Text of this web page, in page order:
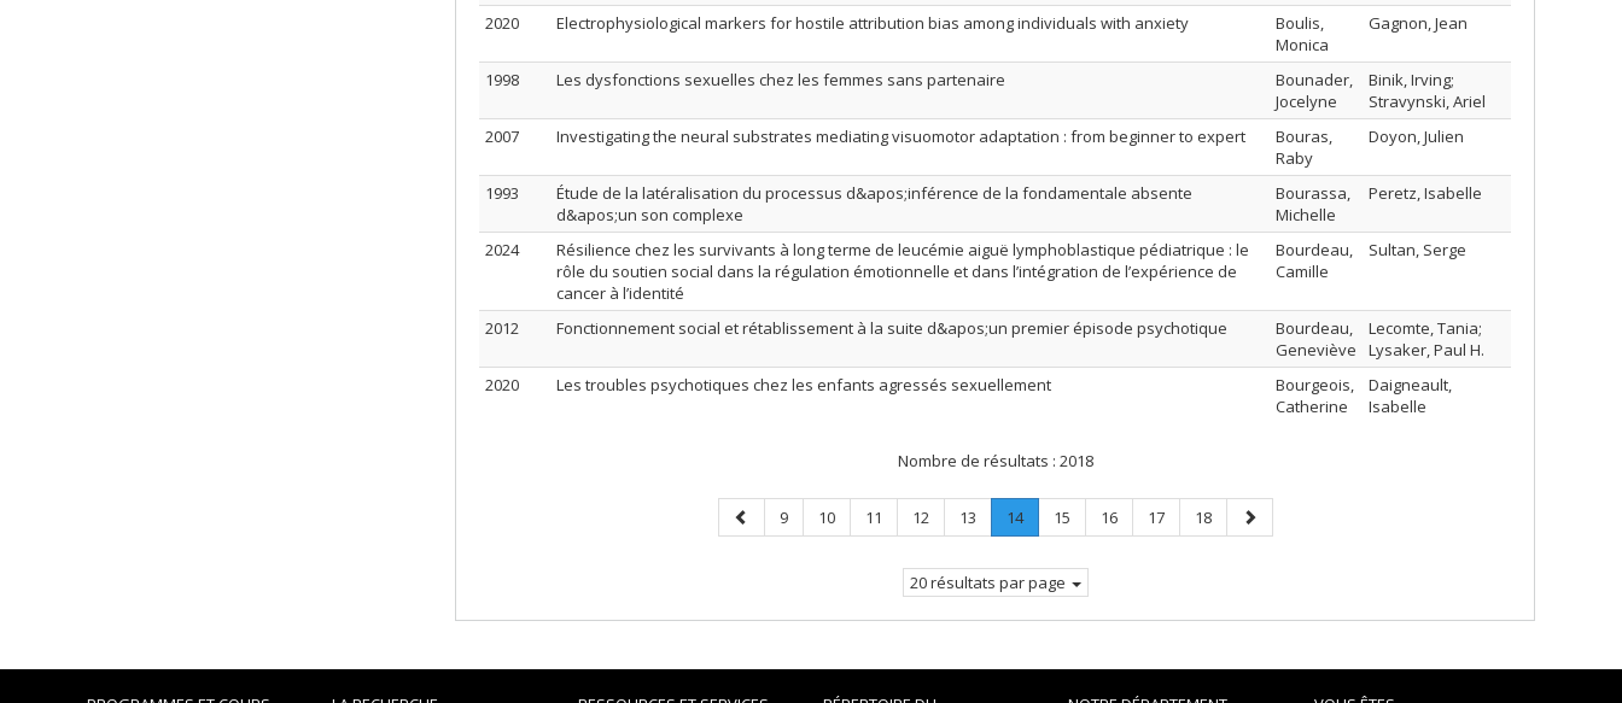
2020 Electrophysiological markers for hostile attribution bias among individuals with anxiety
Boulis,
Monica
Gagnon, Jean
1998 Les dysfonctions sexuelles chez les femmes sans partenaire
Bounader,
Jocelyne
Binik, Irving;
Stravynski, Ariel
2007
Investigating the neural substrates mediating visuomotor adaptation : from beginner to expert
Bouras,
Raby
Doyon, Julien
1993
Étude de la latéralisation du processus d&apos;inférence de la fondamentale absente
d&apos;un son complexe
Bourassa,
Michelle
Peretz, Isabelle
2024
Résilience chez les survivants à long terme de leucémie aiguë lymphoblastique pédiatrique : le
rôle du soutien social dans la régulation émotionnelle et dans l’intégration de l’expérience de
cancer à l’identité
Bourdeau,
Camille
Sultan, Serge
2012 Fonctionnement social et rétablissement à la suite d&apos;un premier épisode psychotique
Bourdeau,
Geneviève
Lecomte, Tania;
Lysaker, Paul H.
2020
Les troubles psychotiques chez les enfants agressés sexuellement
Bourgeois,
Catherine
Daigneault,
Isabelle
Nombre de résultats : 2018
Page
précédente
Page
9 Page
10 Page
11 Page
12 Page
13 Page
14.
Page
Page
15 Page
16 Page
17 Page
18
Page
suivante
20 résultats par page